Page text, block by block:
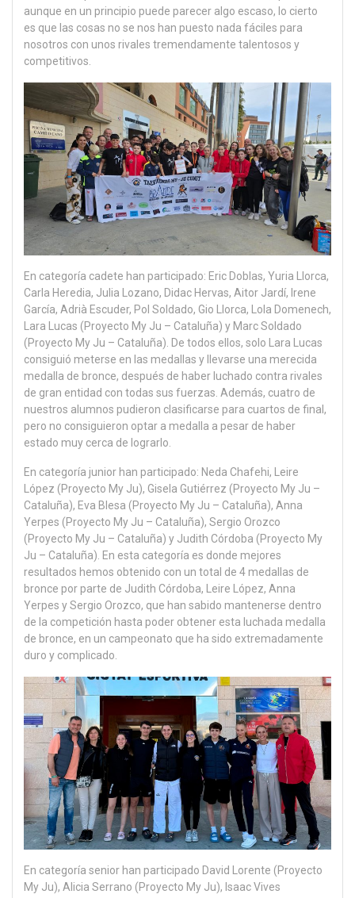
aunque en un principio puede parecer algo escaso, lo cierto
es que las cosas no se nos han puesto nada fáciles para
nosotros con unos rivales tremendamente talentosos y
competitivos.
En categoría cadete han participado: Eric Doblas, Yuria Llorca,
Carla Heredia, Julia Lozano, Didac Hervas, Aitor Jardí, Irene
García, Adrià Escuder, Pol Soldado, Gio Llorca, Lola Domenech,
Lara Lucas (Proyecto My Ju – Cataluña) y Marc Soldado
(Proyecto My Ju – Cataluña). De todos ellos, solo Lara Lucas
consiguió meterse en las medallas y llevarse una merecida
medalla de bronce, después de haber luchado contra rivales
de gran entidad con todas sus fuerzas. Además, cuatro de
nuestros alumnos pudieron clasificarse para cuartos de final,
pero no consiguieron optar a medalla a pesar de haber
estado muy cerca de lograrlo.
En categoría junior han participado: Neda Chafehi, Leire
López (Proyecto My Ju), Gisela Gutiérrez (Proyecto My Ju –
Cataluña), Eva Blesa (Proyecto My Ju – Cataluña), Anna
Yerpes (Proyecto My Ju – Cataluña), Sergio Orozco
(Proyecto My Ju – Cataluña) y Judith Córdoba (Proyecto My
Ju – Cataluña). En esta categoría es donde mejores
resultados hemos obtenido con un total de 4 medallas de
bronce por parte de Judith Córdoba, Leire López, Anna
Yerpes y Sergio Orozco, que han sabido mantenerse dentro
de la competición hasta poder obtener esta luchada medalla
de bronce, en un campeonato que ha sido extremadamente
duro y complicado.
En categoría senior han participado David Lorente (Proyecto
My Ju), Alicia Serrano (Proyecto My Ju), Isaac Vives